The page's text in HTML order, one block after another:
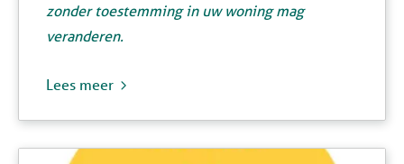
zonder toestemming in uw woning mag
veranderen.
Lees meer